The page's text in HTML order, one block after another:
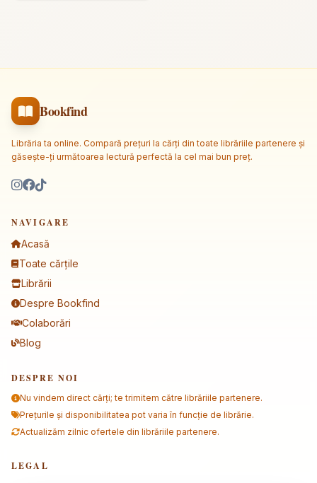
Bookfind
Librăria ta online. Compară prețuri la cărți din toate librăriile partenere și
găsește-ți următoarea lectură perfectă la cel mai bun preț.
NAVIGARE
Acasă
Toate cărțile
Librării
Despre Bookfind
Colaborări
Blog
DESPRE NOI
Nu vindem direct cărți; te trimitem către librăriile partenere.
Prețurile și disponibilitatea pot varia în funcție de librărie.
Actualizăm zilnic ofertele din librăriile partenere.
LEGAL